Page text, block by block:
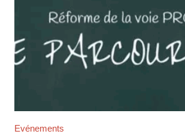
Evénements